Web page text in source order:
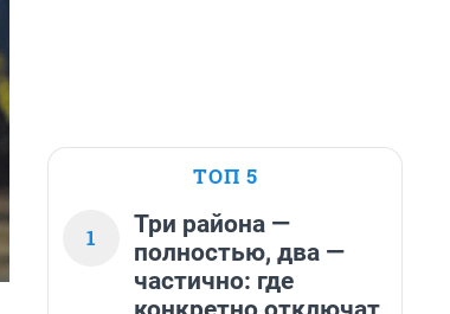
ТОП 5
1
Три района —
полностью, два —
частично: где